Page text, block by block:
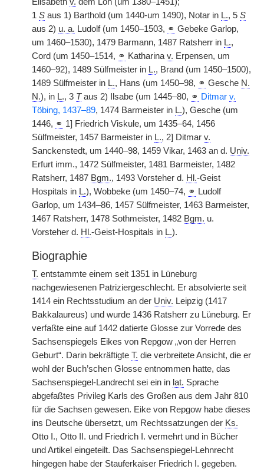
1 S aus 1) Barthold (um 1440-um 1490), Notar in L., 5 S
aus 2) u. a. Ludolf (um 1450–1503, ⚭ Gebeke Garlop,
um 1460–1530), 1479 Barmann, 1487 Ratsherr in L.,
Cord (um 1450–1514, ⚭ Katharina v. Erpensen, um
1460–92), 1489 Sülfmeister in L., Brand (um 1450–1500),
1489 Sülfmeister in L., Hans (um 1450–98, ⚭ Gesche N.
N.), in L., 3 Taus 2) Ilsabe (um 1445–80, ⚭ Ditmar v.
Töbing, 1437–89, 1474 Barmeister in L.), Gesche (um
1446, ⚭ 1] Friedrich Viskule, um 1435–64, 1456
Sülfmeister, 1457 Barmeister in L., 2] Ditmar v.
Sanckenstedt, um 1440–98, 1459 Vikar, 1463 an d. Univ.
Erfurt imm., 1472 Sülfmeister, 1481 Barmeister, 1482
Ratsherr, 1487 Bgm., 1493 Vorsteher d. Hl.-Geist
Hospitals in L.), Wobbeke (um 1450–74, ⚭
Ludolf
Garlop, um 1434–86, 1457 Sülfmeister, 1463 Barmeister,
1467 Ratsherr, 1478 Sothmeister, 1482 Bgm. u.
Vorsteher d. Hl.-Geist-Hospitals in L.).
Biographie
T. entstammte einem seit 1351 in Lüneburg
nachgewiesenen Patriziergeschlecht. Er absolvierte seit
1414 ein Rechtsstudium an der Univ. Leipzig (1417
Bakkalaureus) und wurde 1436 Ratsherr zu Lüneburg. Er
verfaßte eine auf 1442 datierte Glosse zur Vorrede des
Sachsenspiegels Eikes von Repgow „von der Herren
Geburt“. Darin bekräftigte T. die verbreitete Ansicht, die er
wohl der Buch’schen Glosse entnommen hatte, das
Sachsenspiegel-Landrecht sei ein in lat. Sprache
abgefaßtes Privileg Karls des Großen aus dem Jahr 810
für die Sachsen gewesen. Eike von Repgow habe dieses
ins Deutsche übersetzt, um Rechtssatzungen der Ks.
Otto I., Otto II. und Friedrich I. vermehrt und in Bücher
und Artikel eingeteilt. Das Sachsenspiegel-Lehnrecht
hingegen habe der Stauferkaiser Friedrich I. gegeben.